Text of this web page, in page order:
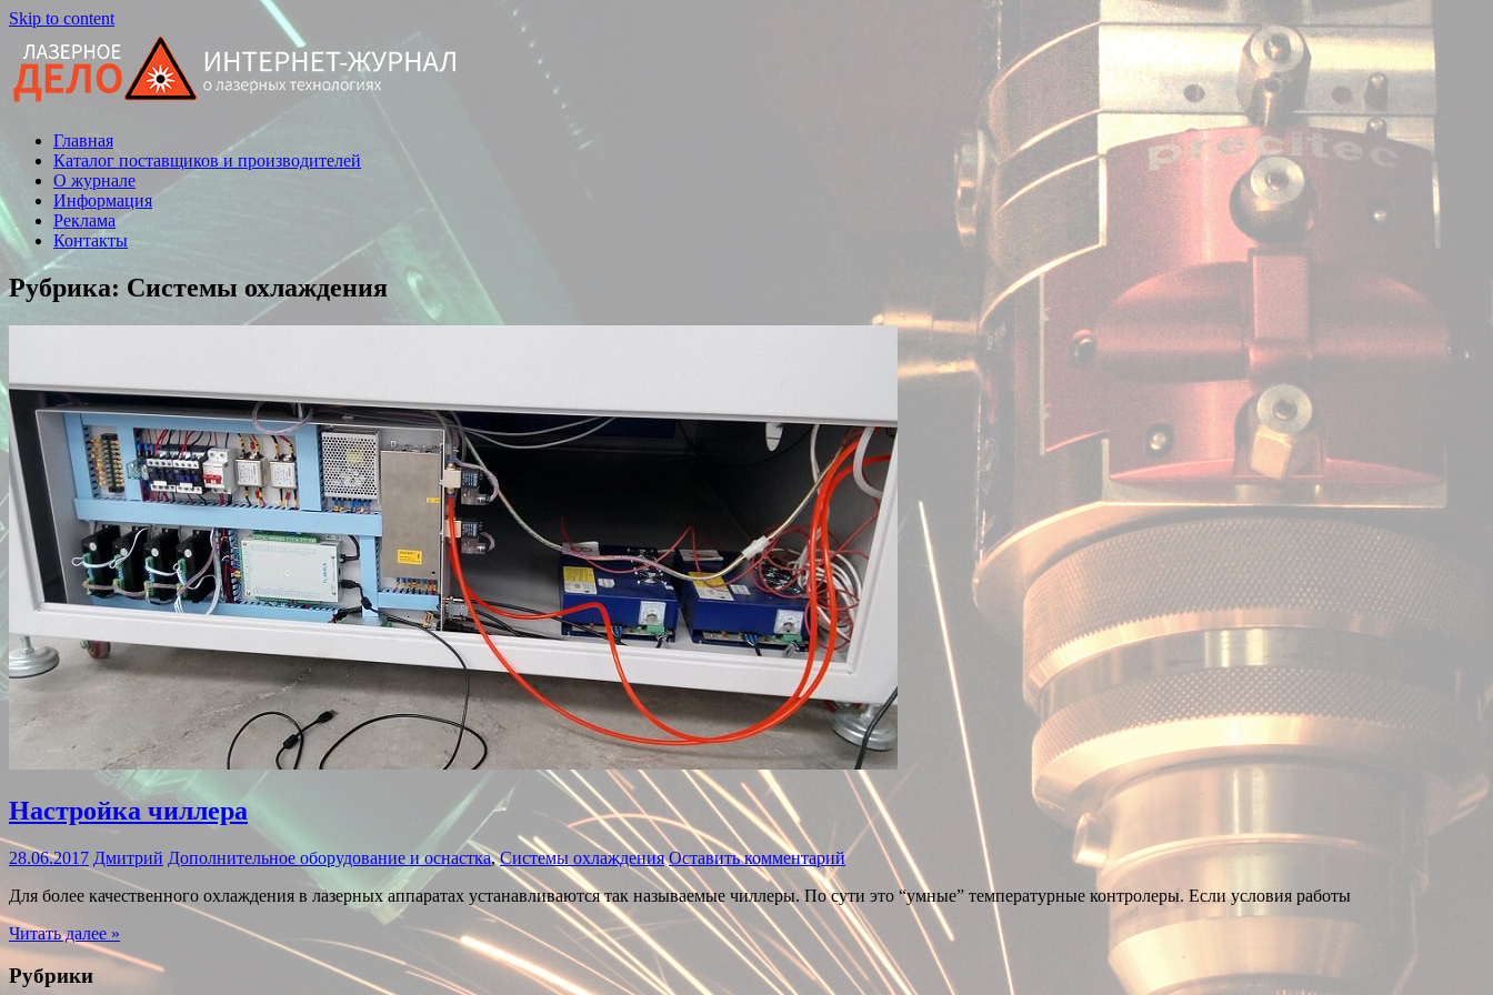
Skip to content
Статьи,
новости,
обзоры
Главная
Каталог поставщиков и производителей
О журнале
Информация
Реклама
Контакты
Рубрика: Системы охлаждения
Настройка чиллера
28.06.2017 Дмитрий Дополнительное оборудование и оснастка,Системы охлаждения Оставить комментарий
Для более качественного охлаждения в лазерных аппаратах устанавливаются так называемые чиллеры. По сути это “умные” температурные контролеры. Если условия работы
Читать далее »
Рубрики